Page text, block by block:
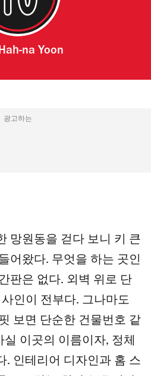
na Yoon
광고하는
망원동을 걷다 보니 키 큰
어왔다. 무엇을 하는 곳인
판은 없다. 외벽 위로 단
사인이 전부다. 그나마도
보면 단순한 건물번호 같
실 이곳의 이름이자, 정체
. 인테리어 디자인과 홈 스